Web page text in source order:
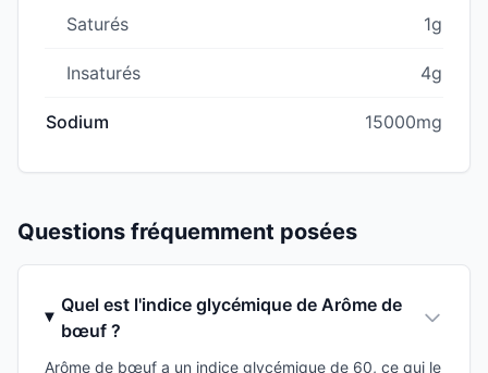
Saturés 1g
Insaturés 4g
Sodium 15000mg
Questions fréquemment posées
Quel est l'indice glycémique de Arôme de
bœuf ?
Arôme de bœuf a un indice glycémique de 60, ce qui le